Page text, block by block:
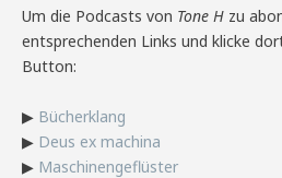
Um die Podcasts von Tone H zu
entsprechenden Links und klicke
Button:
▶ Bücherklang
▶ Deus ex machina
▶ Maschinengeflüster